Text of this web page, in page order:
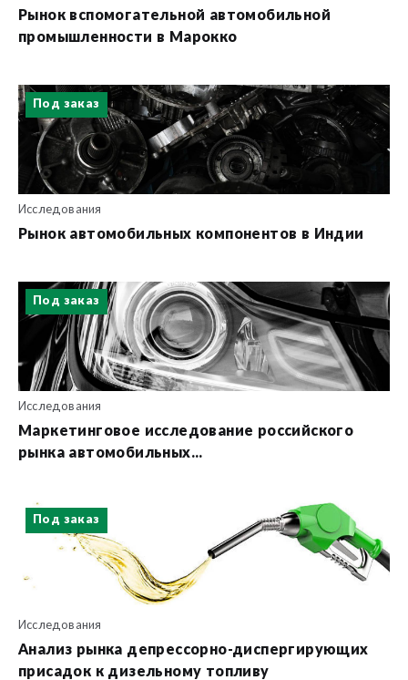
Рынок вспомогательной автомобильной
промышленности в Марокко
Под заказ
Исследования
Рынок автомобильных компонентов в Индии
Под заказ
Исследования
Маркетинговое исследование российского
рынка автомобильных...
Под заказ
Исследования
Анализ рынка депрессорно-диспергирующих
присадок к дизельному топливу